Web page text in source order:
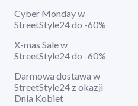
Cyber Monday w
StreetStyle24 do -60%
X-mas Sale w
StreetStyle24 do -60%
Darmowa dostawa w
StreetStyle24 z okazji
Dnia Kobiet